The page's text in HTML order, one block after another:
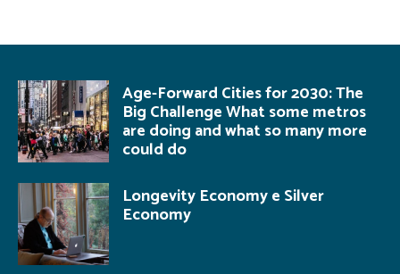
Age-Forward Cities for 2030: The
Big Challenge What some metros
are doing and what so many more
could do
Longevity Economy e Silver
Economy